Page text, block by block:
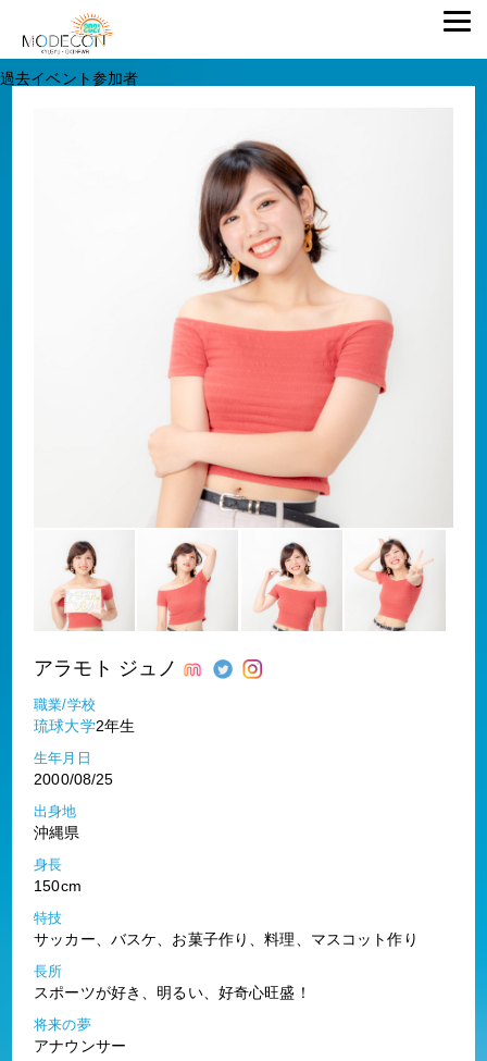
過去イベント参加者
アラモト ジュノ
職業/学校
琉球大学2年生
生年月日
2000/08/25
出身地
沖縄県
身長
150cm
特技
サッカー、バスケ、お菓子作り、料理、マスコット作り
長所
スポーツが好き、明るい、好奇心旺盛！
将来の夢
アナウンサー